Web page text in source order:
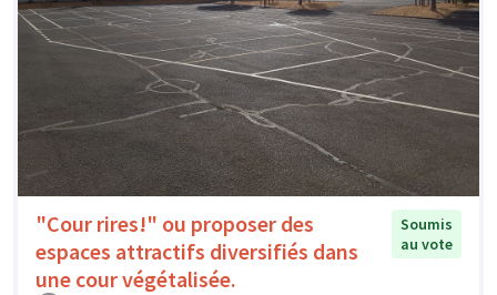
"Cour rires!" ou proposer des
espaces attractifs diversifiés dans
une cour végétalisée.
Soumis
au vote